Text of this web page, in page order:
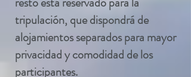
tripulación, que dispondrá de
alojamientos separados para mayor
privacidad y comodidad de los
participantes.